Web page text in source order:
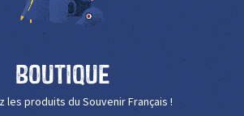
Boutique
les produits du Souvenir Français !